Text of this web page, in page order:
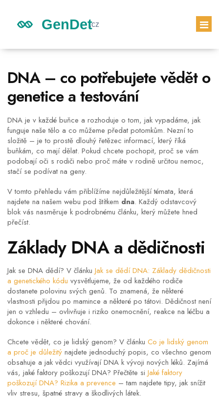
GENETICKÉ DĚDICTVÍ
DĚDICTVÍ DĚTÍ
GENETICKÝ TEST
DNA – co potřebujete vědět o
genetice a testování
DNA je v každé buňce a rozhoduje o tom, jak vypadáme, jak
funguje naše tělo a co můžeme předat potomkům. Nezní to
složitě – je to prostě dlouhý řetězec informací, který říká
buňkám, co mají dělat. Pokud chcete pochopit, proč se vám
podobají oči s rodiči nebo proč máte v rodině určitou nemoc,
stačí se podívat na geny.
V tomto přehledu vám přiblížíme nejdůležitější témata, která
najdete na našem webu pod štítkem dna. Každý odstavcový
blok vás nasměruje k podrobnému článku, který můžete hned
přečíst.
Základy DNA a dědičnosti
Jak se DNA dědí? V článku Jak se dědí DNA: Základy dědičnosti
a genetického kódu vysvětlujeme, že od každého rodiče
dostanete polovinu svých genů. To znamená, že některé
vlastnosti přijdou po mamince a některé po tátovi. Dědičnost není
jen o vzhledu – ovlivňuje i riziko onemocnění, reakce na léčbu a
dokonce i některé chování.
Chcete vědět, co je lidský genom? V článku Co je lidský genom
a proč je důležitý najdete jednoduchý popis, co všechno genom
obsahuje a jak vědci využívají DNA k vývoji nových léků. Zajímá
vás, jaké faktory poškozují DNA? Přečtěte si Jaké faktory
poškozují DNA? Rizika a prevence – tam najdete tipy, jak snížit
vliv stresu, špatné stravy a škodlivých látek.